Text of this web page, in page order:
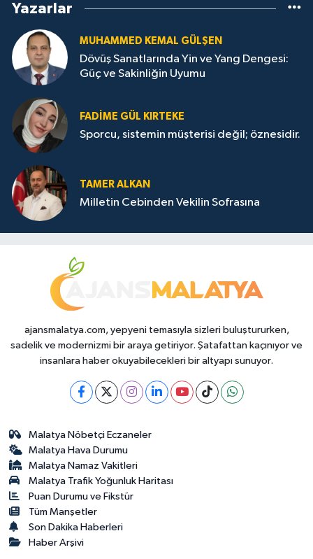
Yazarlar
MUHAMMED KEMAL GÜLŞEN
Dövüş Sanatlarında Yin ve Yang Dengesi:
Güç ve Sakinliğin Uyumu
FADIME GÜL KIRTEKE
Sporcu, sistemin müşterisi değil; öznesidir.
TAMER ALKAN
Milletin Cebinden Vekilin Sofrasına
ajansmalatya.com, yepyeni temasıyla sizleri buluştururken,
sadelik ve modernizmi bir araya getiriyor. Şatafattan kaçınıyor ve
insanlara haber okuyabilecekleri bir altyapı sunuyor.
Malatya Nöbetçi Eczaneler
Malatya Hava Durumu
Malatya Namaz Vakitleri
Malatya Trafik Yoğunluk Haritası
Puan Durumu ve Fikstür
Tüm Manşetler
Son Dakika Haberleri
Haber Arşivi